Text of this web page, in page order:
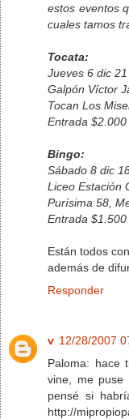
estos eventos
cuales tamos
Tocata:
Jueves 6 dic
Galpón Víctor
Tocan Los
Entrada $2.000
Bingo:
Sábado 8 dic
Liceo Estación
Purísima 58,
Entrada $1.500
Están todos
además de
Responder
v 12/28/2007
Paloma: hace
vine, me
pensé si
http://